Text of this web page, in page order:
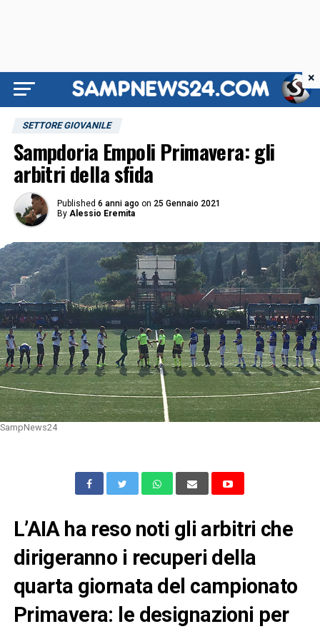
SETTORE GIOVANILE
Sampdoria Empoli Primavera: gli
arbitri della sfida
Published 6 anni ago on 25 Gennaio 2021
By Alessio Eremita
SampNews24
L’AIA ha reso noti gli arbitri che
dirigeranno i recuperi della
quarta giornata del campionato
Primavera: le designazioni per
×